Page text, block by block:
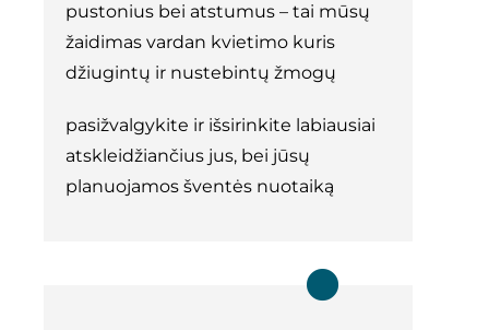
pustonius bei atstumus – tai mūsų
žaidimas vardan kvietimo kuris
džiugintų ir nustebintų žmogų
pasižvalgykite ir išsirinkite labiausiai
atskleidžiančius jus, bei jūsų
planuojamos šventės nuotaiką